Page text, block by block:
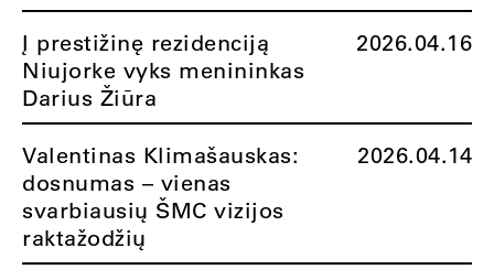
Į prestižinę rezidenciją
Niujorke vyks menininkas
Darius Žiūra
2026.04.16
Valentinas Klimašauskas:
dosnumas – vienas
svarbiausių ŠMC vizijos
raktažodžių
2026.04.14